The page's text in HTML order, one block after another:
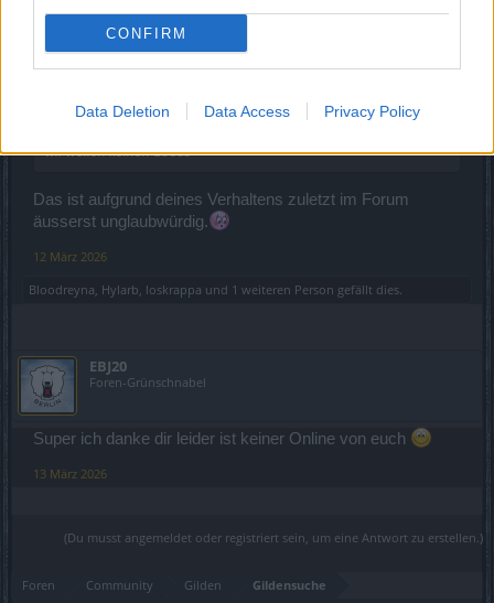
CONFIRM
Data Deletion Data Access Privacy Policy
Zitat von Vader99:↑
Vorraussetzung bei uns
wir wollen keinen Stress
Das ist aufgrund deines Verhaltens zuletzt im Forum
äusserst unglaubwürdig.
12 März 2026
Bloodreyna, Hylarb, loskrappa und 1 weiteren Person gefällt dies.
EBJ20
Foren-Grünschnabel
Super ich danke dir leider ist keiner Online von euch
13 März 2026
(Du musst angemeldet oder registriert sein, um eine Antwort zu erstellen.)
Foren Community Gilden Gildensuche